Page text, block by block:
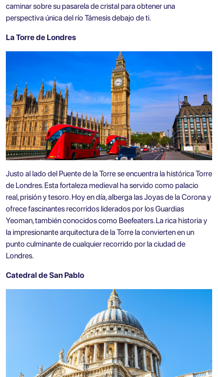
caminar sobre su pasarela de cristal para obtener una
perspectiva única del río Támesis debajo de ti.
La Torre de Londres
Justo al lado del Puente de la Torre se encuentra la histórica Torre
de Londres. Esta fortaleza medieval ha servido como palacio
real, prisión y tesoro. Hoy en día, alberga las Joyas de la Corona y
ofrece fascinantes recorridos liderados por los Guardias
Yeoman, también conocidos como Beefeaters. La rica historia y
la impresionante arquitectura de la Torre la convierten en un
punto culminante de cualquier recorrido por la ciudad de
Londres.
Catedral de San Pablo